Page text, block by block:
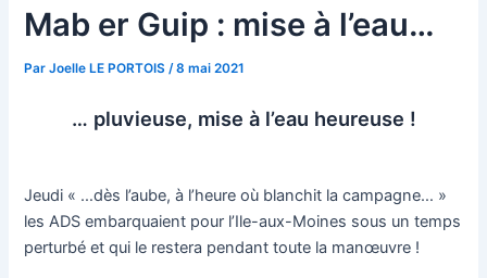
Mab er Guip : mise à l’eau…
ParJoelle LE PORTOIS/8 mai 2021
… pluvieuse, mise à l’eau heureuse !
Jeudi « …dès l’aube, à l’heure où blanchit la campagne… »
les ADS embarquaient pour l’Ile-aux-Moines sous un temps
perturbé et qui le restera pendant toute la manœuvre !